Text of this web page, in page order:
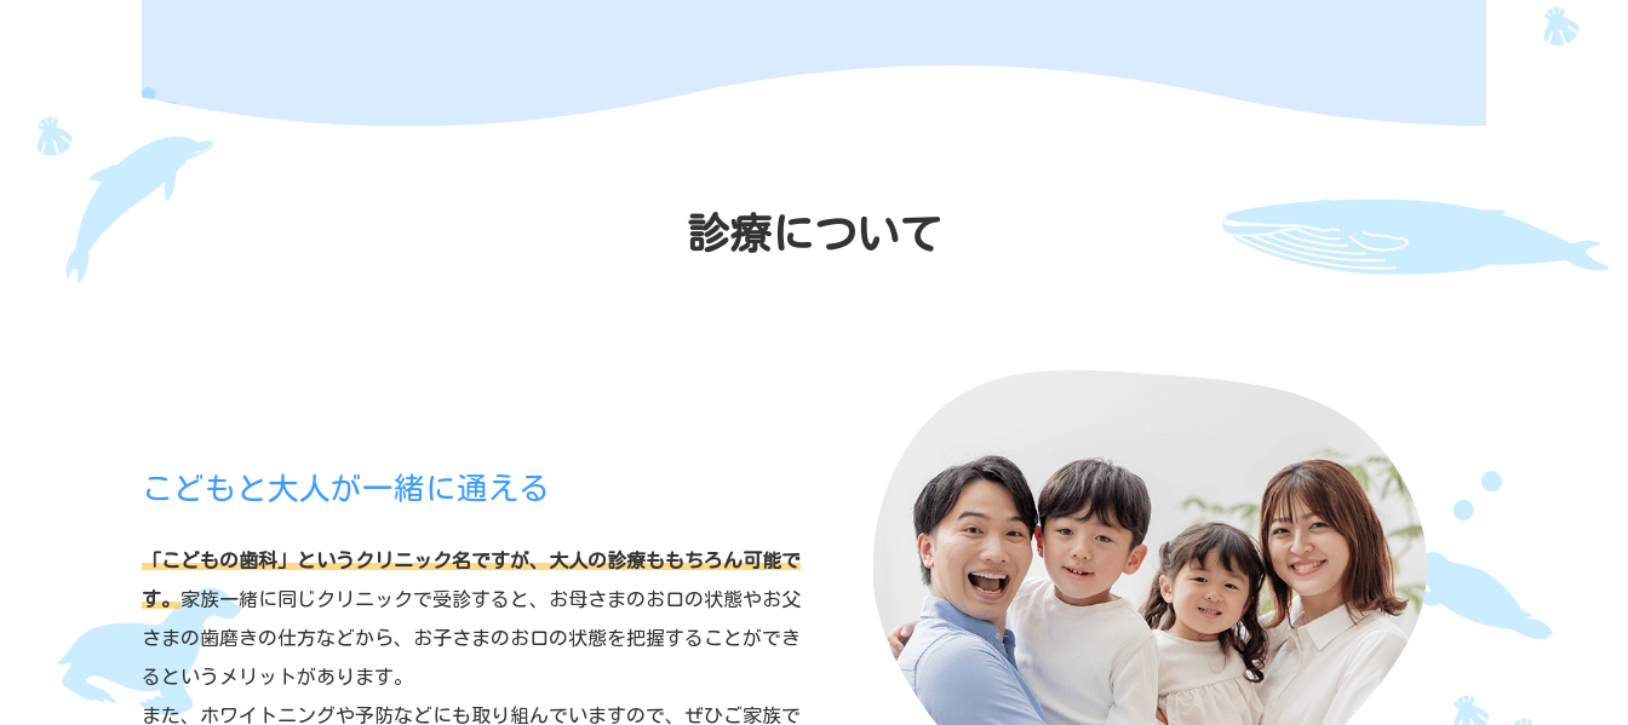
診療について
こどもと大人が一緒に通える
「こどもの歯科」というクリニック名ですが、大人の診療ももちろん可能で
す。家族一緒に同じクリニックで受診すると、お母さまのお口の状態やお父
さまの歯磨きの仕方などから、お子さまのお口の状態を把握することができ
るというメリットがあります。
また、ホワイトニングや予防などにも取り組んでいますので、ぜひご家族で